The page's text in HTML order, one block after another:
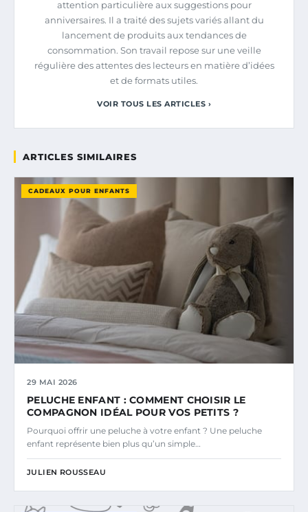
attention particulière aux suggestions pour
anniversaires. Il a traité des sujets variés allant du
lancement de produits aux tendances de
consommation. Son travail repose sur une veille
régulière des attentes des lecteurs en matière d’idées
et de formats utiles.
VOIR TOUS LES ARTICLES ›
ARTICLES SIMILAIRES
CADEAUX POUR ENFANTS
29 MAI 2026
PELUCHE ENFANT : COMMENT CHOISIR LE
COMPAGNON IDÉAL POUR VOS PETITS ?
Pourquoi offrir une peluche à votre enfant ? Une peluche
enfant représente bien plus qu’un simple…
JULIEN ROUSSEAU